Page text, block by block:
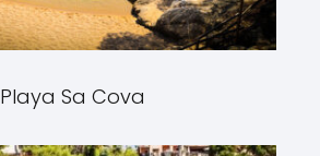
Playa Sa Cova